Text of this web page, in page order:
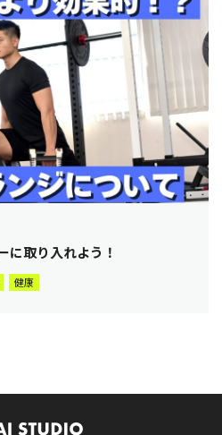
に取り入れよう！
健康